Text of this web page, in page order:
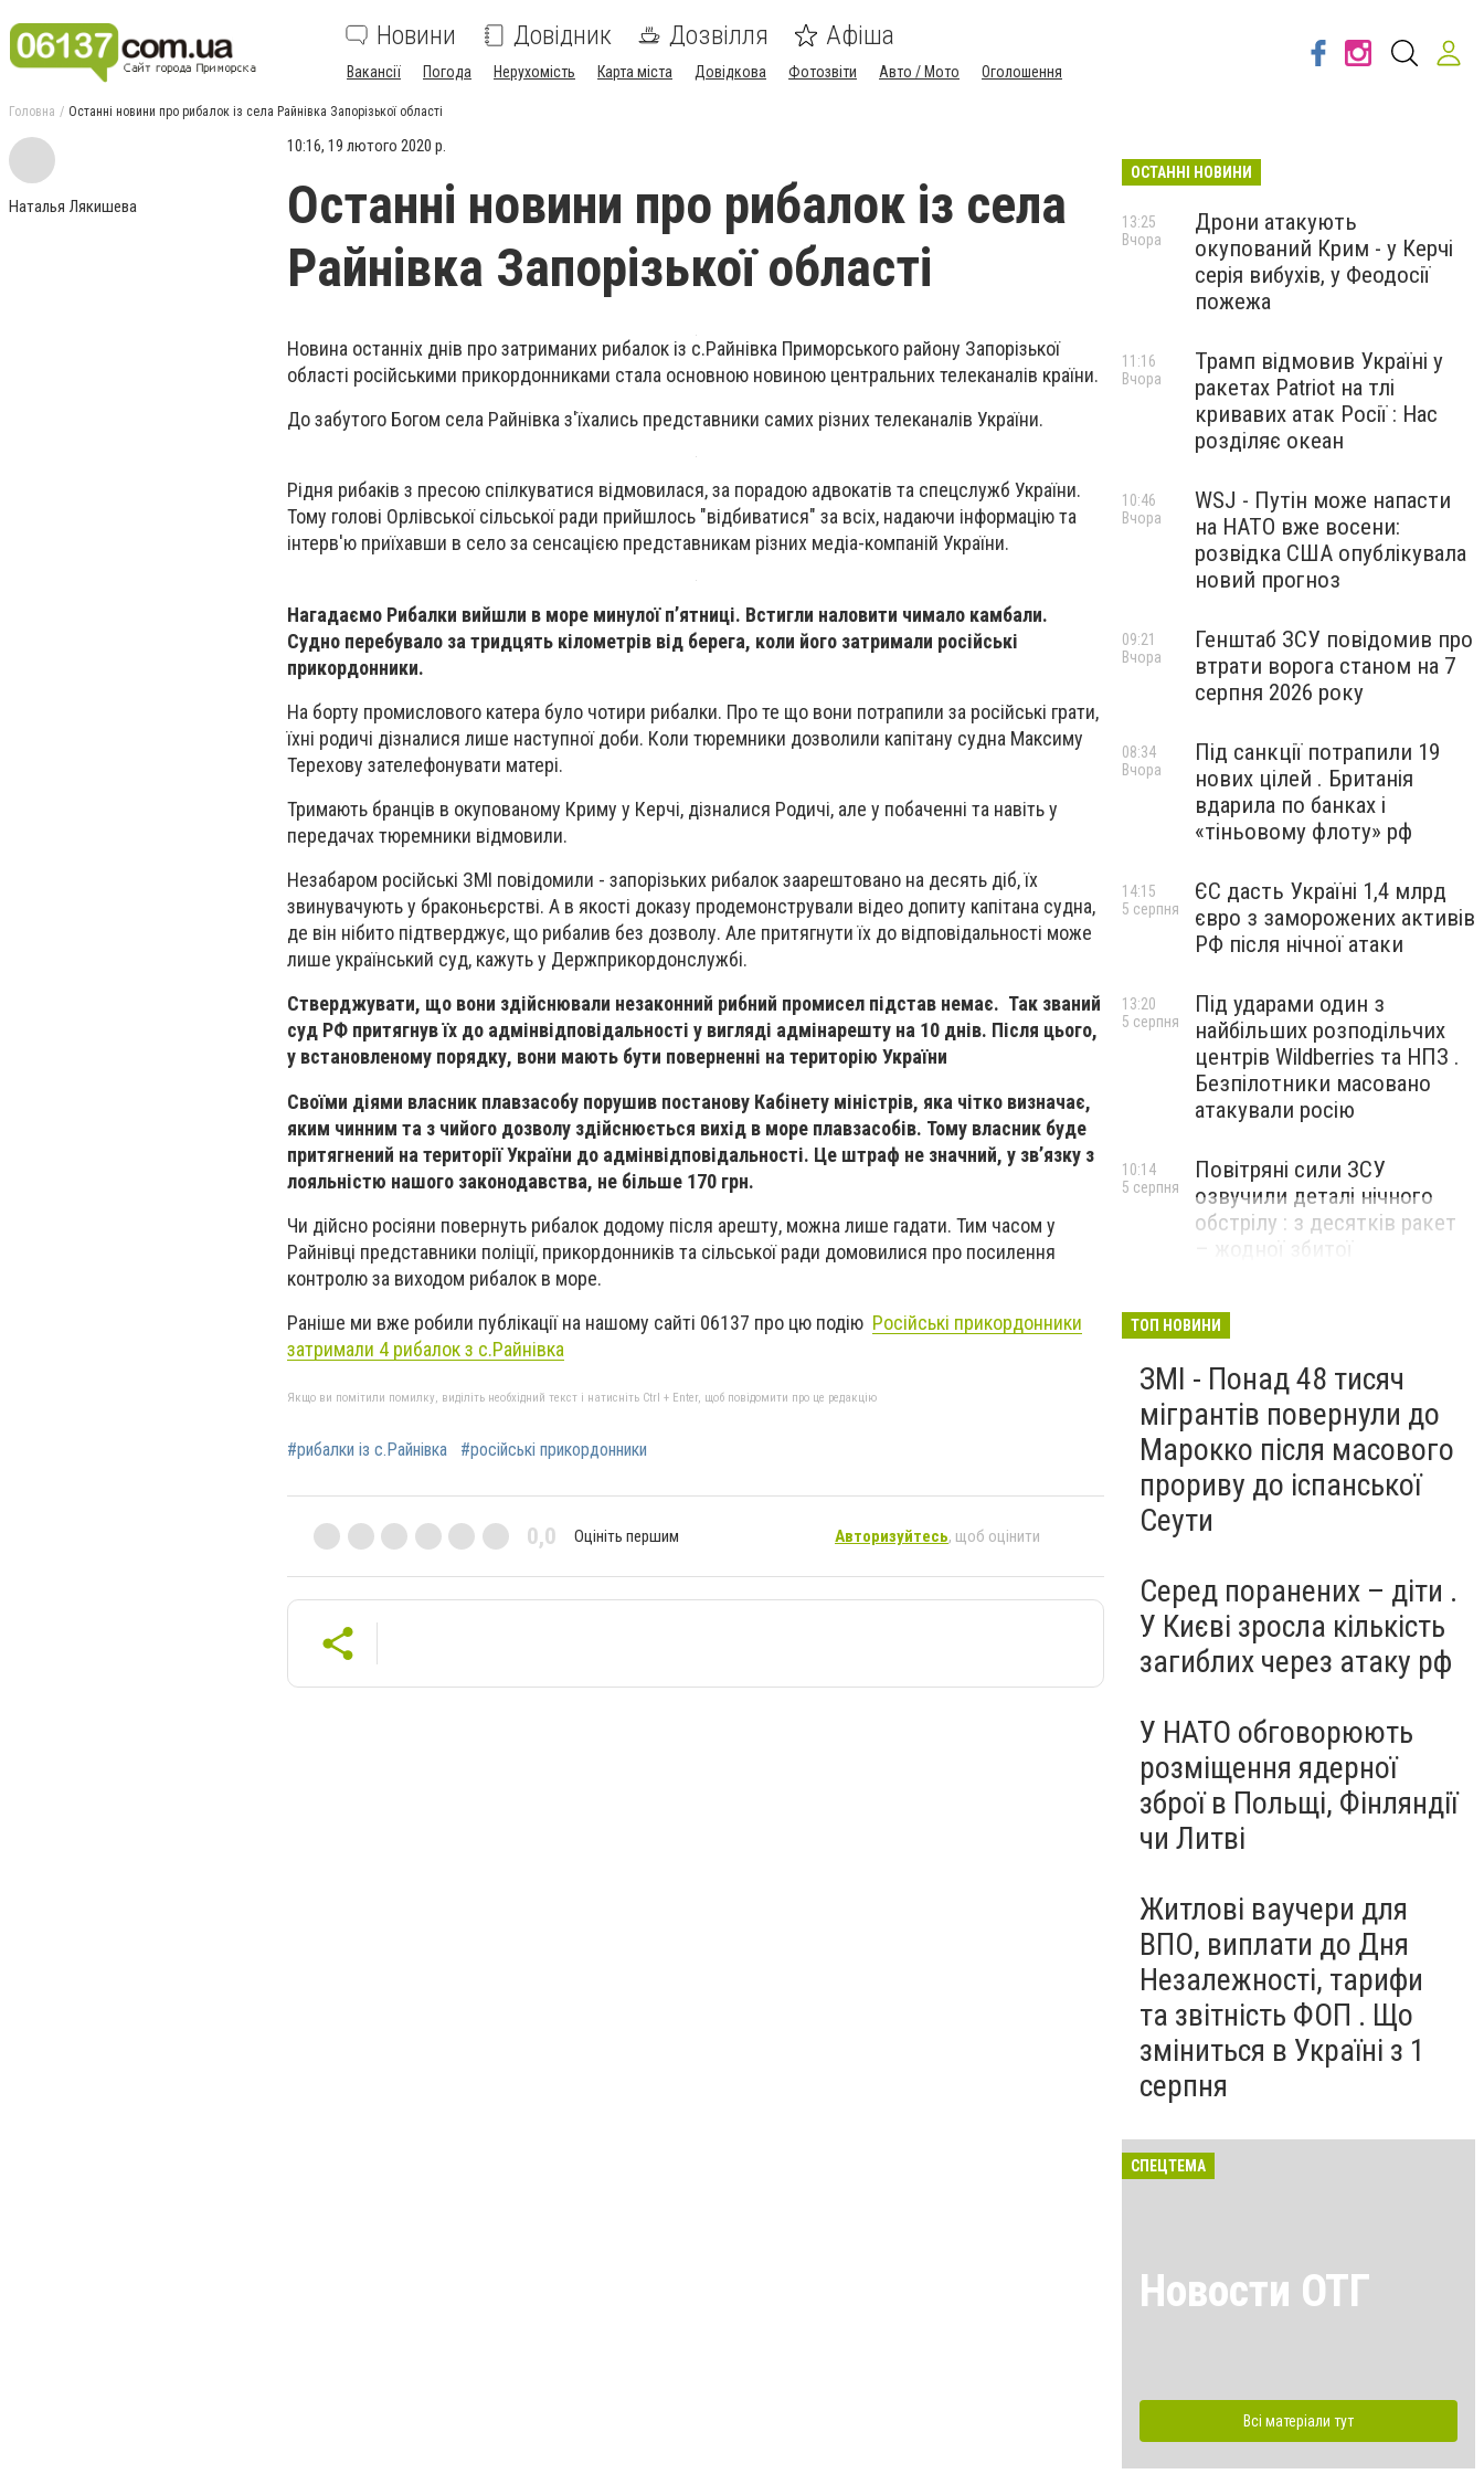
Новини Довідник Дозвілля Афіша
Вакансії Погода Нерухомість Карта міста Довідкова Фотозвіти Авто / Мото Оголошення
Головна Останні новини про рибалок із села Райнівка Запорізької області
Наталья Лякишева
10:16, 19 лютого 2020 р.
Останні новини про рибалок із села
Райнівка Запорізької області
Новина останніх днів про затриманих рибалок із с.Райнівка Приморського району Запорізької
області російськими прикордонниками стала основною новиною центральних телеканалів країни.
До забутого Богом села Райнівка з'їхались представники самих різних телеканалів України.
Рідня рибаків з пресою спілкуватися відмовилася, за порадою адвокатів та спецслужб України.
Тому голові Орлівської сільської ради прийшлось "відбиватися" за всіх, надаючи інформацію та
інтерв'ю приїхавши в село за сенсацією представникам різних медіа-компаній України.
Нагадаємо Рибалки вийшли в море минулої п’ятниці. Встигли наловити чимало камбали.
Судно перебувало за тридцять кілометрів від берега, коли його затримали російські
прикордонники.
На борту промислового катера було чотири рибалки. Про те що вони потрапили за російські грати,
їхні родичі дізналися лише наступної доби. Коли тюремники дозволили капітану судна Максиму
Терехову зателефонувати матері.
Тримають бранців в окупованому Криму у Керчі, дізналися Родичі, але у побаченні та навіть у
передачах тюремники відмовили.
Незабаром російські ЗМІ повідомили - запорізьких рибалок заарештовано на десять діб, їх
звинувачують у браконьєрстві. А в якості доказу продемонстрували відео допиту капітана судна,
де він нібито підтверджує, що рибалив без дозволу. Але притягнути їх до відповідальності може
лише український суд, кажуть у Держприкордонслужбі.
Стверджувати, що вони здійснювали незаконний рибний промисел підстав немає. Так званий
суд РФ притягнув їх до адмінвідповідальності у вигляді адмінарешту на 10 днів. Після цього,
у встановленому порядку, вони мають бути поверненні на територію України
Своїми діями власник плавзасобу порушив постанову Кабінету міністрів, яка чітко визначає,
яким чинним та з чийого дозволу здійснюється вихід в море плавзасобів. Тому власник буде
притягнений на території України до адмінвідповідальності. Це штраф не значний, у зв’язку з
лояльністю нашого законодавства, не більше 170 грн.
Чи дійсно росіяни повернуть рибалок додому після арешту, можна лише гадати. Тим часом у
Райнівці представники поліції, прикордонників та сільської ради домовилися про посилення
контролю за виходом рибалок в море.
Раніше ми вже робили публікації на нашому сайті 06137 про цю подію Російські прикордонники
затримали 4 рибалок з с.Райнівка
Якщо ви помітили помилку, виділіть необхідний текст і натисніть Ctrl + Enter, щоб повідомити про це редакцію
#рибалки із с.Райнівка #російські прикордонники
0,0 Оцініть першим Авторизуйтесь, щоб оцінити
ОСТАННІ НОВИНИ
Дрони атакують
окупований Крим - у Керчі
серія вибухів, у Феодосії
пожежа
13:25
Вчора
Трамп відмовив Україні у
ракетах Patriot на тлі
кривавих атак Росії : Нас
розділяє океан
11:16
Вчора
WSJ - Путін може напасти
на НАТО вже восени:
розвідка США опублікувала
новий прогноз
10:46
Вчора
Генштаб ЗСУ повідомив про
втрати ворога станом на 7
серпня 2026 року
09:21
Вчора
Під санкції потрапили 19
нових цілей . Британія
вдарила по банках і
«тіньовому флоту» рф
08:34
Вчора
ЄС дасть Україні 1,4 млрд
євро з заморожених активів
РФ після нічної атаки
14:15
5 серпня
Під ударами один з
найбільших розподільчих
центрів Wildberries та НПЗ .
Безпілотники масовано
атакували росію
13:20
5 серпня
Повітряні сили ЗСУ
озвучили деталі нічного
обстрілу : з десятків ракет
– жодної збитої
10:14
5 серпня
ТОП НОВИНИ
ЗМІ - Понад 48 тисяч
мігрантів повернули до
Марокко після масового
прориву до іспанської
Сеути
Серед поранених – діти .
У Києві зросла кількість
загиблих через атаку рф
У НАТО обговорюють
розміщення ядерної
зброї в Польщі, Фінляндії
чи Литві
Житлові ваучери для
ВПО, виплати до Дня
Незалежності, тарифи
та звітність ФОП . Що
зміниться в Україні з 1
серпня
СПЕЦТЕМА
Новости ОТГ
Всі матеріали тут